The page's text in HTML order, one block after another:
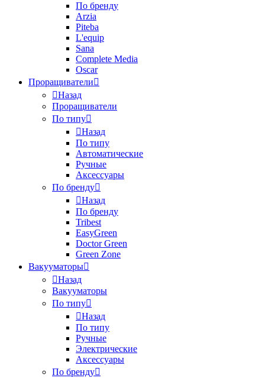
По бренду
Arzia
Piteba
L'equip
Sana
Complete Media
Oscar
Проращиватели
Назад
Проращиватели
По типу
Назад
По типу
Автоматические
Ручные
Аксессуары
По бренду
Назад
По бренду
Tribest
EasyGreen
Doctor Green
Green Zone
Вакууматоры
Назад
Вакууматоры
По типу
Назад
По типу
Ручные
Электрические
Аксессуары
По бренду